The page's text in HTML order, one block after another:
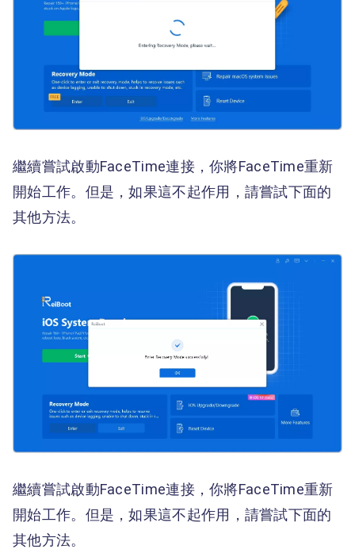
繼續嘗試啟動FaceTime連接，你將FaceTime重新
開始工作。但是，如果這不起作用，請嘗試下面的
其他方法。
繼續嘗試啟動FaceTime連接，你將FaceTime重新
開始工作。但是，如果這不起作用，請嘗試下面的
其他方法。